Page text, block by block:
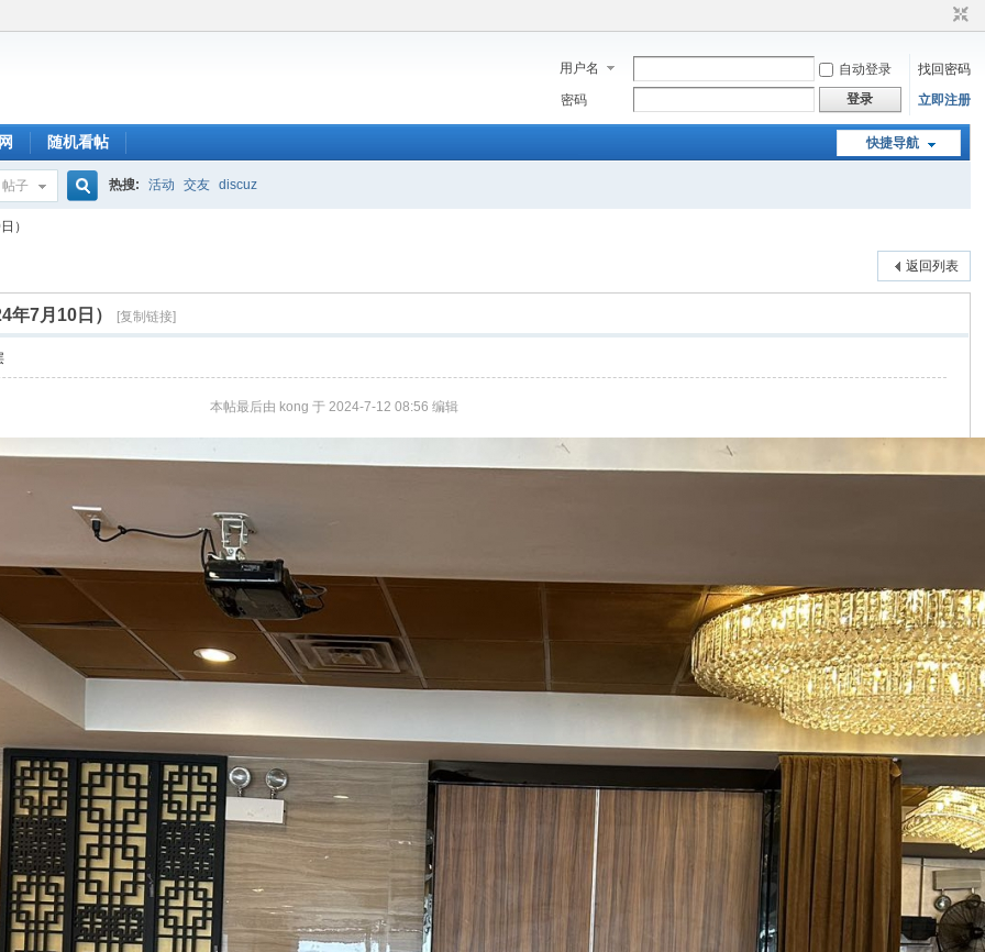
用户名 自动登录
找回密码
密码
登录 立即注册
快捷导航
随机看帖
帖子
索
热搜: 活动 交友 discuz
）
返回列表
年7月10日） [复制链接]
本帖最后由 kong 于 2024-7-12 08:56 编辑